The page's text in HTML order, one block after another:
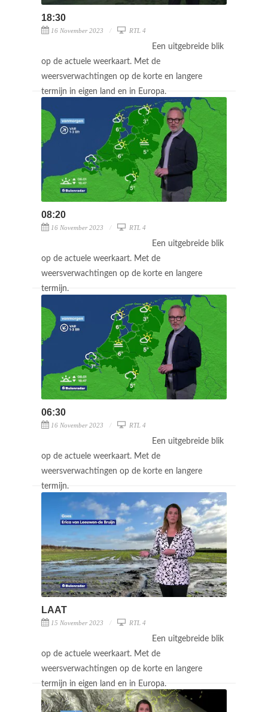
18:30
16 November 2023 RTL 4
Een uitgebreide blik
op de actuele weerkaart. Met de
weersverwachtingen op de korte en langere
termijn in eigen land en in Europa.
08:20
16 November 2023 RTL 4
Een uitgebreide blik
op de actuele weerkaart. Met de
weersverwachtingen op de korte en langere
termijn.
06:30
16 November 2023 RTL 4
Een uitgebreide blik
op de actuele weerkaart. Met de
weersverwachtingen op de korte en langere
termijn.
LAAT
15 November 2023 RTL 4
Een uitgebreide blik
op de actuele weerkaart. Met de
weersverwachtingen op de korte en langere
termijn in eigen land en in Europa.